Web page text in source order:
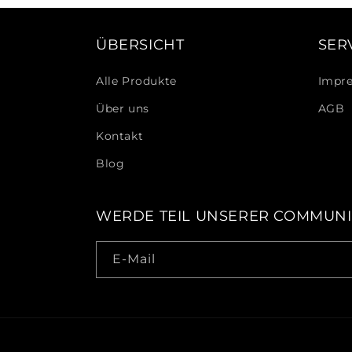
ÜBERSICHT
Alle Produkte
Über uns
Kontakt
Blog
AGB
WERDE TEIL UNSERER
E-Mail